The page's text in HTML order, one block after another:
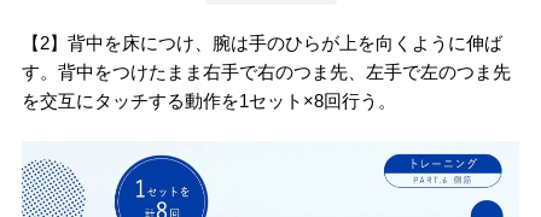
【2】背中を床につけ、腕は手のひらが上を向くように伸ば
す。背中をつけたまま右手で右のつま先、左手で左のつま先
を交互にタッチする動作を1セット×8回行う。